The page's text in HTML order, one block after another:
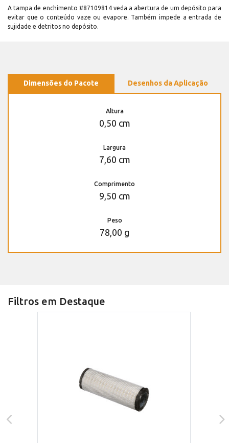
A tampa de enchimento #87109814 veda a abertura de um depósito para
evitar que o conteúdo vaze ou evapore. Também impede a entrada de
sujidade e detritos no depósito.
Dimensões do Pacote Desenhos da Aplicação
Altura
0,50 cm
Largura
7,60 cm
Comprimento
9,50 cm
Peso
78,00 g
Filtros em Destaque